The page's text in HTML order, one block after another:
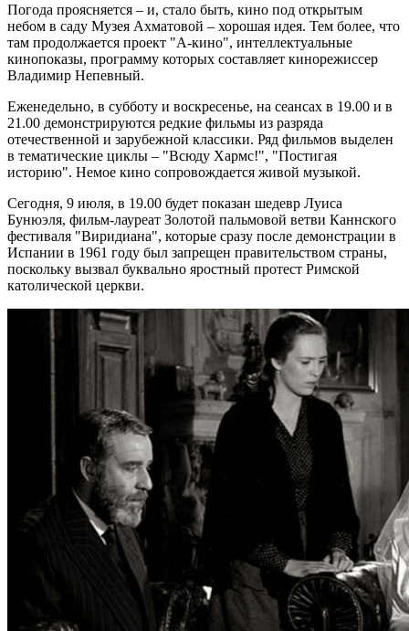
Погода проясняется – и, стало быть, кино под открытым
небом в саду Музея Ахматовой – хорошая идея. Тем более, что
там продолжается проект "А-кино", интеллектуальные
кинопоказы, программу которых составляет кинорежиссер
Владимир Непевный.
Еженедельно, в субботу и воскресенье, на сеансах в 19.00 и в
21.00 демонстрируются редкие фильмы из разряда
отечественной и зарубежной классики. Ряд фильмов выделен
в тематические циклы – "Всюду Хармс!", "Постигая
историю". Немое кино сопровождается живой музыкой.
Сегодня, 9 июля, в 19.00 будет показан шедевр Луиса
Бунюэля, фильм-лауреат Золотой пальмовой ветви Каннского
фестиваля "Виридиана", которые сразу после демонстрации в
Испании в 1961 году был запрещен правительством страны,
поскольку вызвал буквально яростный протест Римской
католической церкви.